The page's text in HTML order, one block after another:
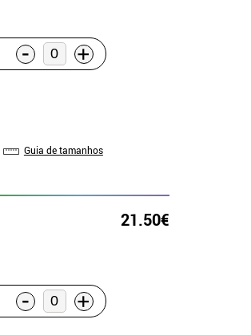
- +
Guia de tamanhos
21.50€
- +